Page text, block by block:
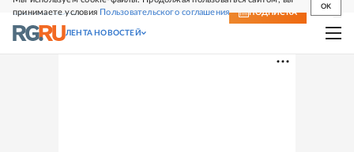
принимаете условия Пользовательского соглашения
OK
СВЕЖИЙ НОМЕР ПОДПИСКА
ЛЕНТА НОВОСТЕЙ